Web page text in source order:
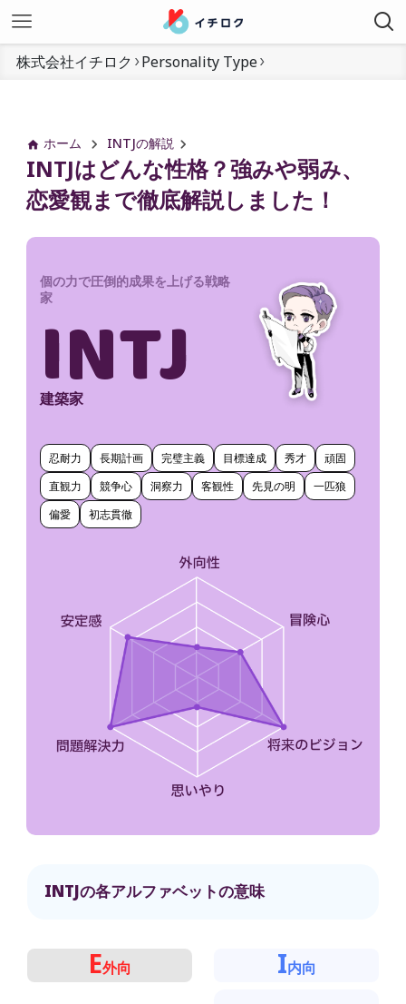
株式会社イチロク Personality Type
ホーム INTJの解説
INTJはどんな性格？強みや弱み、
恋愛観まで徹底解説しました！
個の力で圧倒的成果を上げる戦略
家
INTJ
建築家
忍耐力 長期計画 完璧主義 目標達成 秀才
頑固
直観力
競争心 洞察力 客観性 先見の明
一匹狼
偏愛
初志貫徹
INTJの各アルファベットの意味
E外向 I内向